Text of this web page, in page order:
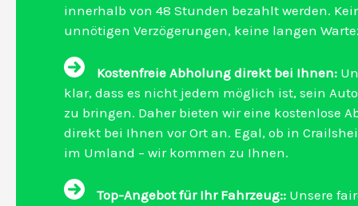
innerhalb von 48 Stunden bezahlt werden.
unnötigen Verzögerungen, keine langen
Kostenfreie Abholung direkt bei Ihnen:
klar, dass es nicht jedem möglich ist, sein
zu bringen. Daher bieten wir eine kostenlose
direkt bei Ihnen vor Ort an. Egal, ob in
im Umland – wir kommen zu Ihnen.
Top-Angebot für Ihr Fahrzeug:: Unsere